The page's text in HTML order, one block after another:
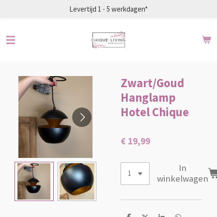
de
Levertijd 1 - 5 werkdagen*
Zwart/Goud
Hanglamp
Hotel Chique
€ 19,99
In
winkelwagen